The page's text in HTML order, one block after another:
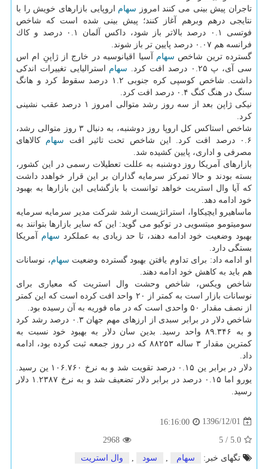
تاجران پیش بینی می كنند امروز سهام اروپایی بازارهای خویش را با
نتایجی درهم وبرهم آغاز كنند؛ پیش بینی شده است كه شاخص
فوتسی ۰.۱ درصد بالاتر باز شود، داكس آلمان ۰.۱ درصد و كاك
فرانسه هم ۰.۰۷ درصد پایین تر باز شوند.
گسترده ترین شاخص سهام آسیا اقیانوسیه در خارج از ژاپنِ ام اس
سی آی، پ ۰.۲۵ درصد افت كرد.
سهام استرالیایی تغییرات اندكی
داشت. شاخص كوسپی كره جنوبی ۱.۲ درصد سقوط كرد و هانگ
سنگ در هنگ كنگ ۰.۴ درصد افت كرد.
نیكی ژاپن بعد از سه روز رشد متوالی امروز ۱ درصد عقب نشینی
كرد.
شاخص استاكس كل اروپا روز دوشنبه، به دنبال ۳ روز متوالی رشد،
۰.۶ درصد افت كرد. این شاخص تحت تاثیر افت
سهام كالاهای
مصرفی و اداری، پایین كشیده شد.
بازارهای آمریكا روز دوشنبه به عللت تعطیلات رسمی در این كشور،
بسته بودند و حالا تمركز سرمایه گذاران بر این قرار خواهدد داشت
كه آیا وال استریت خواهد توانست با بازگشایی این بازارها به بهبود
خود ادامه دهد.
ماساهیرو ایچیكاوا، استراتژیست ارشد شركت مدیر سرمایه سرمایه
سومیتومو میتسویی در توكیو می گوید: این كه سایر بازارها بتوانند به
بهبود وضعیت خود ادامه دهند، تا حد زیادی به عملكرد سهام آمریكا
بستگی دارد.
او ادامه داد: برای تداوم یافتن بهبود گسترده وضعیت سهام، نوسانات
هم باید به كاهش خود ادامه دهند.
شاخص ویكس، شاخص وحشت وال استریت كه معیاری برای
نوسانات بازار است به كمتر از ۲۰ واحد افت كرده است كه این كمتر
از نصف مقدار ۵۰ واحدی است كه در ماه فوریه به آن رسیده بود.
شاخص دلار در برابر سبدی از ارزهای مهم جهان ۰.۳ درصد رشد كرد
و به ۸۹.۳۴۶ واحد رسید. بدین سان دلار به بهبود خود نسبت به
كمترین مقدار ۳ ساله ۸۸۲۵۳ كه در روز جمعه ثبت كرده بود، ادامه
داد.
دلار در برابر ین ۰.۱۵ درصد تقویت شد و به نرخ ۱۰۶.۷۶۰ ین رسید.
یورو اما ۰.۱۵ درصد در برابر دلار تضعیف شد و به نرخ ۱.۲۳۸۷ دلار
رسید.
1396/12/01
16:16:00
5.0
/
5
2968
تگهای خبر:
سهام , سود , وال استریت